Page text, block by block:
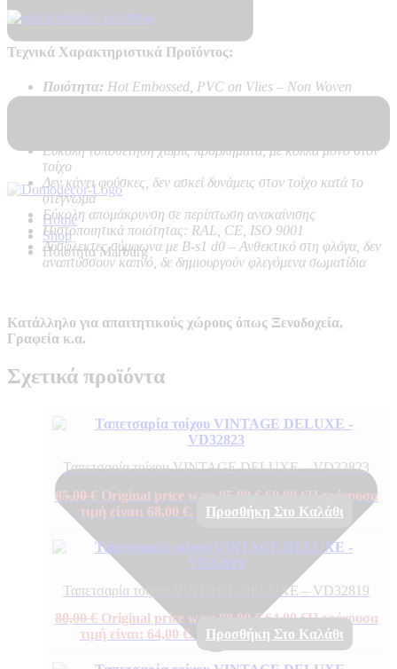
Home
Shop
Ποιοτητα Marburg
Τεχνικά Χαρακτηριστικά Προϊόντος:
Ποιότητα: Hot Embossed, PVC on Vlies – Non Woven
Εύκολη τοποθέτηση χωρίς προβλήματα, με κόλλα μόνο στον
τοίχο
Δεν κάνει φούσκες, δεν ασκεί δυνάμεις στον τοίχο κατά το
στέγνωμα
Εύκολη απομάκρυνση σε περίπτωση ανακαίνισης
Πιστοποιητικά ποιότητας: RAL, CE, ISO 9001
Δύσφλεκτες σύμφωνα με B-s1 d0 – Ανθεκτικό στη φλόγα, δεν
αναπτύσσουν καπνό, δε δημιουργούν φλεγόμενα σωματίδια
Κατάλληλο για απαιτητικούς χώρους όπως Ξενοδοχεία,
Γραφεία κ.α.
Σχετικά προϊόντα
Ταπετσαρία τοίχου VINTAGE DELUXE – VD32823
85,00€ Original price was: 85,00 €. 68,00 €Η τρέχουσα
τιμή είναι: 68,00 €.
Προσθήκη Στο Καλάθι
Ταπετσαρία τοίχου VINTAGE DELUXE – VD32819
80,00€ Original price was: 80,00 €.64,00€Η τρέχουσα
τιμή είναι: 64,00 €.
Προσθήκη Στο Καλάθι